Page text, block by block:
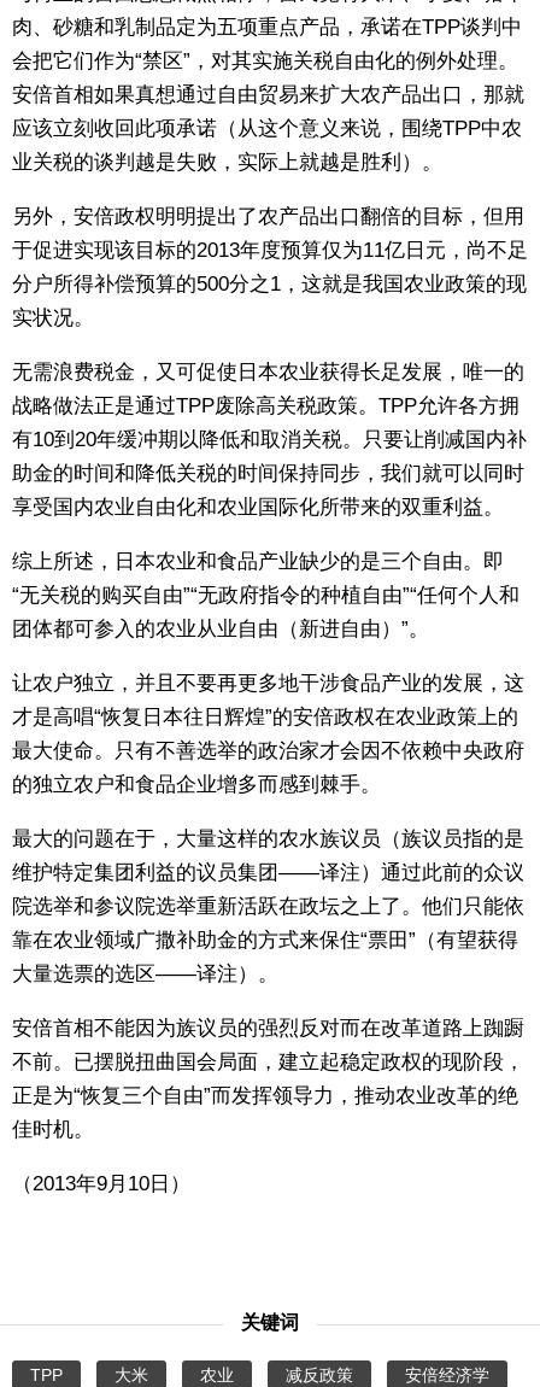
肉、砂糖和乳制品定为五项重点产品，承诺在TPP谈判中
会把它们作为“禁区”，对其实施关税自由化的例外处理。
安倍首相如果真想通过自由贸易来扩大农产品出口，那就
应该立刻收回此项承诺（从这个意义来说，围绕TPP中农
业关税的谈判越是失败，实际上就越是胜利）。
另外，安倍政权明明提出了农产品出口翻倍的目标，但用
于促进实现该目标的2013年度预算仅为11亿日元，尚不足
分户所得补偿预算的500分之1，这就是我国农业政策的现
实状况。
无需浪费税金，又可促使日本农业获得长足发展，唯一的
战略做法正是通过TPP废除高关税政策。TPP允许各方拥
有10到20年缓冲期以降低和取消关税。只要让削减国内补
助金的时间和降低关税的时间保持同步，我们就可以同时
享受国内农业自由化和农业国际化所带来的双重利益。
综上所述，日本农业和食品产业缺少的是三个自由。即
“无关税的购买自由”“无政府指令的种植自由”“任何个人和
团体都可参入的农业从业自由（新进自由）”。
让农户独立，并且不要再更多地干涉食品产业的发展，这
才是高唱“恢复日本往日辉煌”的安倍政权在农业政策上的
最大使命。只有不善选举的政治家才会因不依赖中央政府
的独立农户和食品企业增多而感到棘手。
最大的问题在于，大量这样的农水族议员（族议员指的是
维护特定集团利益的议员集团——译注）通过此前的众议
院选举和参议院选举重新活跃在政坛之上了。他们只能依
靠在农业领域广撒补助金的方式来保住“票田”（有望获得
大量选票的选区——译注）。
安倍首相不能因为族议员的强烈反对而在改革道路上踟蹰
不前。已摆脱扭曲国会局面，建立起稳定政权的现阶段，
正是为“恢复三个自由”而发挥领导力，推动农业改革的绝
佳时机。
（2013年9月10日）
关键词
TPP 大米 农业 减反政策 安倍经济学